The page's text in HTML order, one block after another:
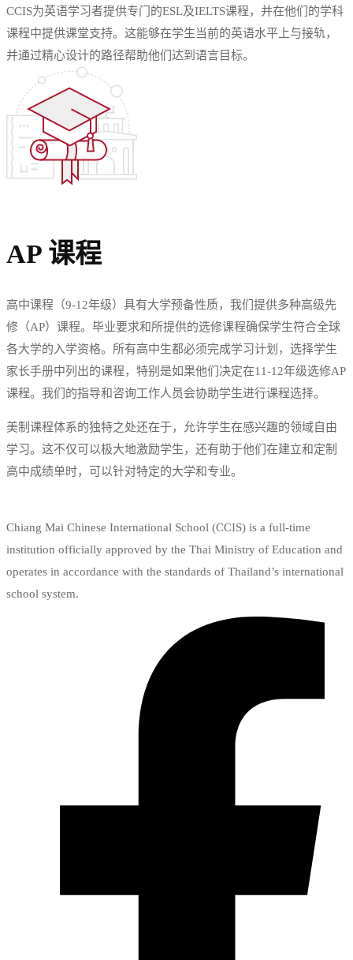
CCIS为英语学习者提供专门的ESL及IELTS课程，并在他们的学科
课程中提供课堂支持。这能够在学生当前的英语水平上与接轨，
并通过精心设计的路径帮助他们达到语言目标。
AP 课程
高中课程（9-12年级）具有大学预备性质，我们提供多种高级先
修（AP）课程。毕业要求和所提供的选修课程确保学生符合全球
各大学的入学资格。所有高中生都必须完成学习计划，选择学生
家长手册中列出的课程，特别是如果他们决定在11-12年级选修AP
课程。我们的指导和咨询工作人员会协助学生进行课程选择。
美制课程体系的独特之处还在于，允许学生在感兴趣的领域自由
学习。这不仅可以极大地激励学生，还有助于他们在建立和定制
高中成绩单时，可以针对特定的大学和专业。
Chiang Mai Chinese International School (CCIS) is a full-time
institution officially approved by the Thai Ministry of Education and
operates in accordance with the standards of Thailand’s international
school system.